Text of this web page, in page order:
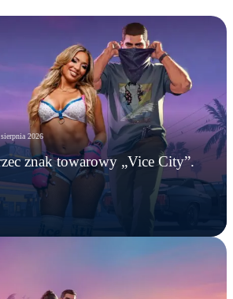
2026
znak towarowy „Vice City”.